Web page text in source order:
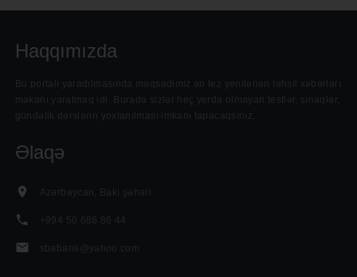
Haqqımızda
Bu portalı yaradılmasında məqsədimiz ən tez yenilənən təhsil xəbərlərı
məkanı yaratmaq idi. Burada sizlər heç yerdə olmayan testlər, sınaqlar,
gündəlik dərslərin yoxlanılması imkanı tapacaqsınız.
Əlaqə
Azərbaycan, Bakı şəhəri
+994 50 686 86 44
sbabanli@yahoo.com